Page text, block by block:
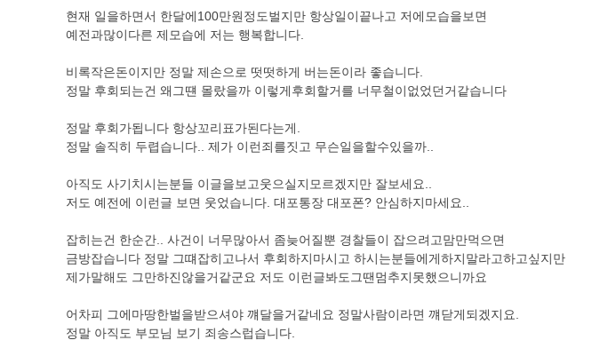
현재 일을하면서 한달에100만원정도벌지만 항상일이끝나고 저에모습을보면
예전과많이다른 제모습에 저는 행복합니다.
비록작은돈이지만 정말 제손으로 떳떳하게 버는돈이라 좋습니다.
정말 후회되는건 왜그떈 몰랐을까 이렇게후회할거를 너무철이없었던거같습니다
정말 후회가됩니다 항상꼬리표가된다는게.
정말 솔직히 두렵습니다.. 제가 이런죄를짓고 무슨일을할수있을까..
아직도 사기치시는분들 이글을보고웃으실지모르겠지만 잘보세요..
저도 예전에 이런글 보면 웃었습니다. 대포통장 대포폰? 안심하지마세요..
잡히는건 한순간.. 사건이 너무많아서 좀늦어질뿐 경찰들이 잡으려고맘만먹으면
금방잡습니다 정말 그떄잡히고나서 후회하지마시고 하시는분들에게하지말라고하고싶지만
제가말해도 그만하진않을거같군요 저도 이런글봐도그땐멈추지못했으니까요
어차피 그에마땅한벌을받으셔야 꺠달을거같네요 정말사람이라면 꺠닫게되겠지요.
정말 아직도 부모님 보기 죄송스럽습니다.